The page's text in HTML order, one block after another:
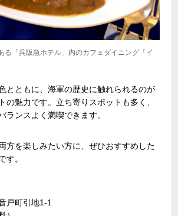
る「呉阪急ホテル」内のカフェダイニング「イ
とともに、海軍の歴史に触れられるのが
の魅力です。立ち寄りスポットも多く、
ランスよく満喫できます。
方を楽しみたい方に、ぜひおすすめした
す。
戸町引地1-1